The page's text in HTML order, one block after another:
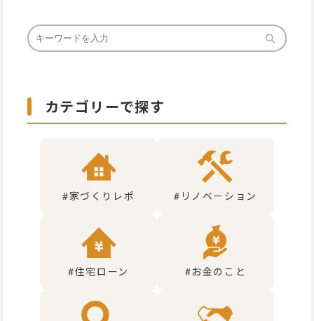
カテゴリーで探す
#家づくりレポ #リノベーション
#住宅ローン #お金のこと